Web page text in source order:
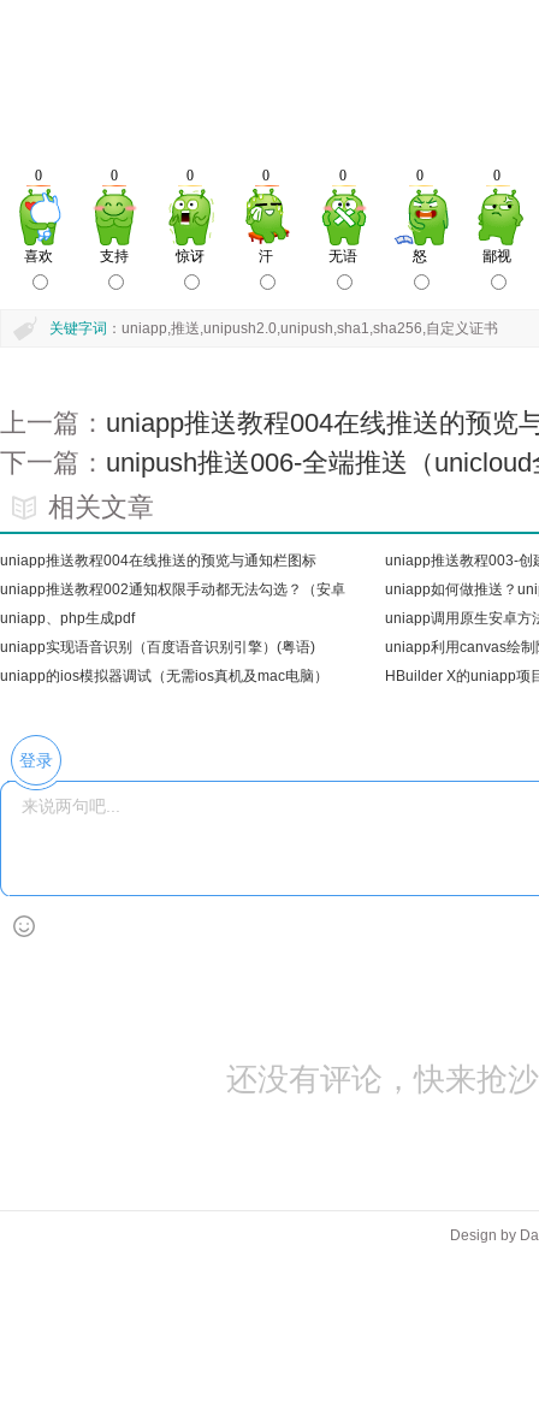
关键字词 ：uniapp,推送,unipush2.0,unipush,sha1,sha256,自定义证书
上一篇： uniapp推送教程004在线推送的预览
下一篇： unipush推送006-全端推送（
相关文章
uniapp推送教程004在线推送的预览与通知栏图标
uniapp推送教程003-创
uniapp推送教程002通知权限手动都无法勾选？（安卓
13的权
uniapp如何做推送？
id
uniapp、php生成pdf
uniapp调用原生安卓方
uniapp实现语音识别（百度语音识别引擎）(粤语)
uniapp利用canvas绘
条
uniapp的ios模拟器调试（无需ios真机及mac电脑） HBuilder X的uniapp项
登录
还没有评论，快来抢
Design by